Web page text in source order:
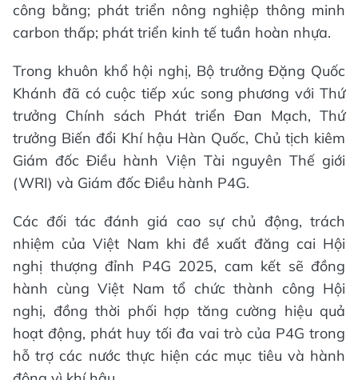
công bằng; phát triển nông nghiệp thông minh
carbon thấp; phát triển kinh tế tuần hoàn nhựa.
Trong khuôn khổ hội nghị, Bộ trưởng Đặng Quốc
Khánh đã có cuộc tiếp xúc song phương với Thứ
trưởng Chính sách Phát triển Đan Mạch, Thứ
trưởng Biến đổi Khí hậu Hàn Quốc, Chủ tịch kiêm
Giám đốc Điều hành Viện Tài nguyên Thế giới
(WRI) và Giám đốc Điều hành P4G.
Các đối tác đánh giá cao sự chủ động, trách
nhiệm của Việt Nam khi đề xuất đăng cai Hội
nghị thượng đỉnh P4G 2025, cam kết sẽ đồng
hành cùng Việt Nam tổ chức thành công Hội
nghị, đồng thời phối hợp tăng cường hiệu quả
hoạt động, phát huy tối đa vai trò của P4G trong
hỗ trợ các nước thực hiện các mục tiêu và hành